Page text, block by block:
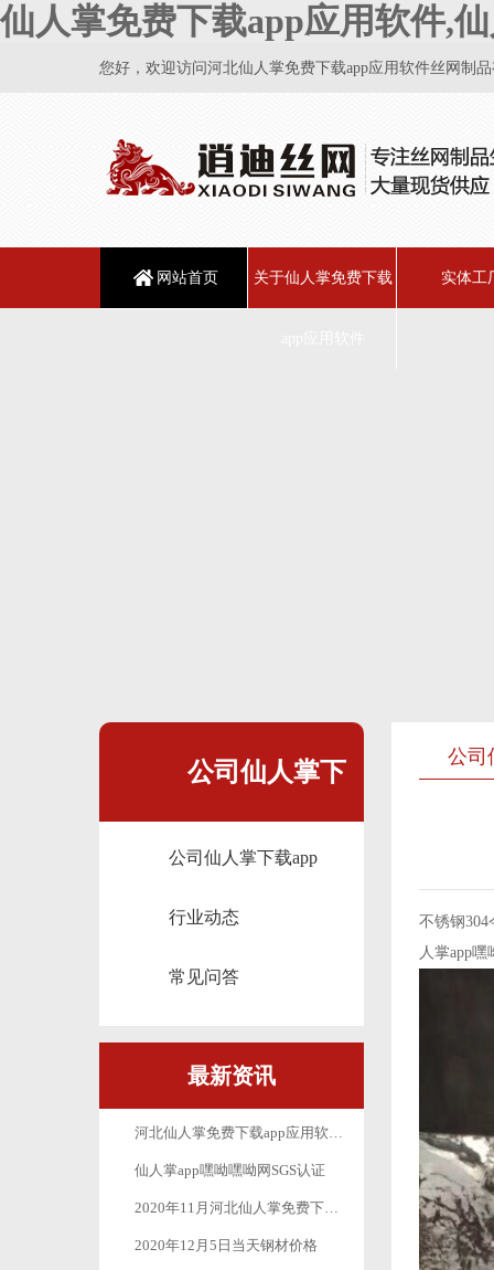
仙人掌免费下载app应用软件,
您好，欢迎访问河北仙人掌免费下载app应用软件丝网制品有
网站首页 关于仙人掌免费下载 实体工
公司仙人掌下
载app
公司仙人掌下载app
行业动态
常见问答
最新资讯
河北仙人掌免费下载app应用软件丝网制品有限公司_十月一放假公告
仙人掌app嘿呦嘿呦网SGS认证
2020年11月河北仙人掌免费下载app应用软件丝网制品有限公司最新疫情防控工作
2020年12月5日当天钢材价格
公司
不锈钢304
人掌app